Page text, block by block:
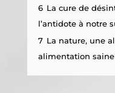
6 La cure de
l’antidote à notre
7 La nature, une
alimentation saine